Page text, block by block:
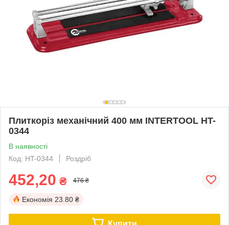
Плиткоріз механічний 400 мм INTERTOOL HT-
0344
В наявності
Код: HT-0344
Роздріб
452,20 ₴ 476 ₴
Економія 23.80 ₴